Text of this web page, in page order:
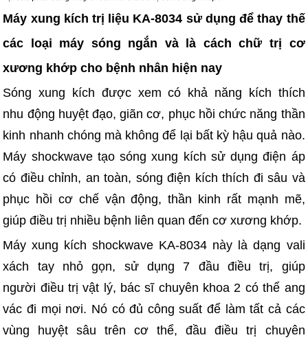
Máy xung kích trị liệu KA-8034 sử dụng để thay thế
các loại máy sóng ngắn và là cách chữ trị cơ
xương khớp cho bệnh nhân hiện nay
Sóng xung kích được xem có khả năng kích thích
nhu động huyệt đạo, giãn cơ, phục hồi chức năng thần
kinh nhanh chóng mà không để lại bất kỳ hậu quả nào.
Máy shockwave tạo sóng xung kích sử dụng điện áp
có điều chỉnh, an toàn, sóng điện kích thích đi sâu và
phục hồi cơ chế vận động, thần kinh rất mạnh mẽ,
giúp điều trị nhiều bệnh liên quan đến cơ xương khớp.
Máy xung kích shockwave KA-8034 này là dạng vali
xách tay nhỏ gọn, sử dụng 7 đầu điều trị, giúp
người điều trị vật lý, bác sĩ chuyên khoa 2 có thể ang
vác đi mọi nơi. Nó có đủ công suất để làm tất cả các
vùng huyệt sâu trên cơ thể, đầu điều trị chuyên